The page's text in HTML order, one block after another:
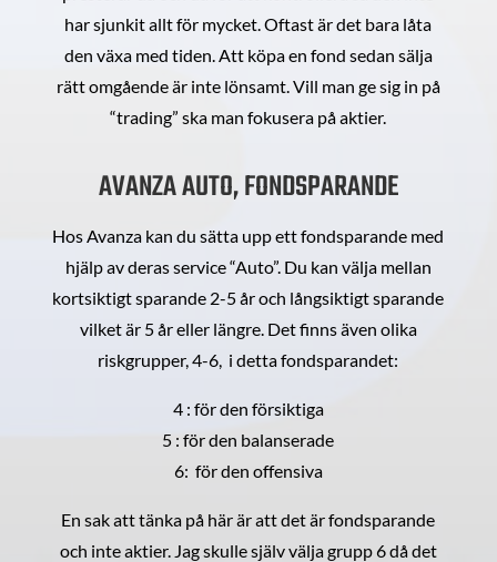
har sjunkit allt för mycket. Oftast är det bara låta
den växa med tiden. Att köpa en fond sedan sälja
rätt omgående är inte lönsamt. Vill man ge sig in på
“trading” ska man fokusera på aktier.
AVANZA AUTO, FONDSPARANDE
Hos Avanza kan du sätta upp ett fondsparande med
hjälp av deras service “Auto”. Du kan välja mellan
kortsiktigt sparande 2-5 år och långsiktigt sparande
vilket är 5 år eller längre. Det finns även olika
riskgrupper, 4-6, i detta fondsparandet:
4 : för den försiktiga
5 : för den balanserade
6: för den offensiva
En sak att tänka på här är att det är fondsparande
och inte aktier. Jag skulle själv välja grupp 6 då det